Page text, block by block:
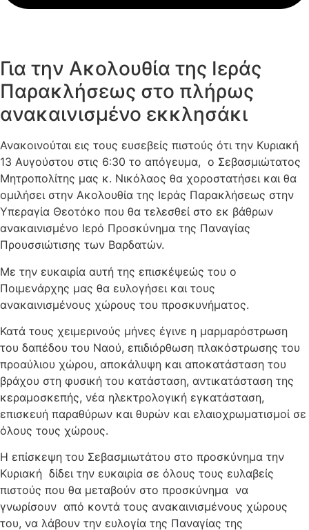
Για την Ακολουθία της Ιεράς
Παρακλήσεως στο πλήρως
ανακαινισμένο εκκλησάκι
Ανακοινούται εις τους ευσεβείς πιστούς ότι την Κυριακή
13 Αυγούστου στις 6:30 το απόγευμα, ο Σεβασμιώτατος
Μητροπολίτης μας κ. Νικόλαος θα χοροστατήσει και θα
ομιλήσει στην Ακολουθία της Ιεράς Παρακλήσεως στην
Υπεραγία Θεοτόκο που θα τελεσθεί στο εκ βάθρων
ανακαινισμένο Ιερό Προσκύνημα της Παναγίας
Προυσσιώτισης των Βαρδατών.
Με την ευκαιρία αυτή της επισκέψεώς του ο
Ποιμενάρχης μας θα ευλογήσει και τους
ανακαινισμένους χώρους του προσκυνήματος.
Κατά τους χειμερινούς μήνες έγινε η μαρμαρόστρωση
του δαπέδου του Ναού, επιδιόρθωση πλακόστρωσης του
προαύλιου χώρου, αποκάλυψη και αποκατάσταση του
βράχου στη φυσική του κατάσταση, αντικατάσταση της
κεραμοσκεπής, νέα ηλεκτρολογική εγκατάσταση,
επισκευή παραθύρων και θυρών και ελαιοχρωματισμοί σε
όλους τους χώρους.
Η επίσκεψη του Σεβασμιωτάτου στο προσκύνημα την
Κυριακή δίδει την ευκαιρία σε όλους τους ευλαβείς
πιστούς που θα μεταβούν στο προσκύνημα να
γνωρίσουν από κοντά τους ανακαινισμένους χώρους
του, να λάβουν την ευλογία της Παναγίας της